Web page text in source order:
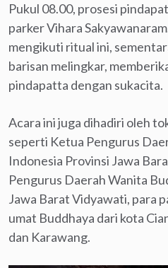
Pukul 08.00, prosesi
parker Vihara
mengikuti ritual ini,
barisan melingkar,
pindapatta dengan sukacita.
Acara ini juga dihadiri oleh
seperti Ketua Pengurus
Indonesia Provinsi Jawa
Pengurus Daerah Wanita
Jawa Barat Vidyawati, para
umat Buddhaya dari kota
dan Karawang.